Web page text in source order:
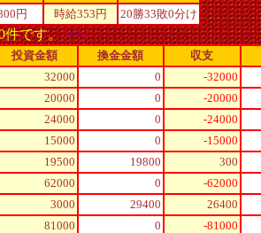
円 時給353 円 20勝33敗0分け
件です。
投資金額 換金金額 収支
32000 0 -32000
20000 0 -20000
24000 0 -24000
15000 0 -15000
19500 19800 300
62000 0 -62000
3000 29400 26400
81000 0 -81000